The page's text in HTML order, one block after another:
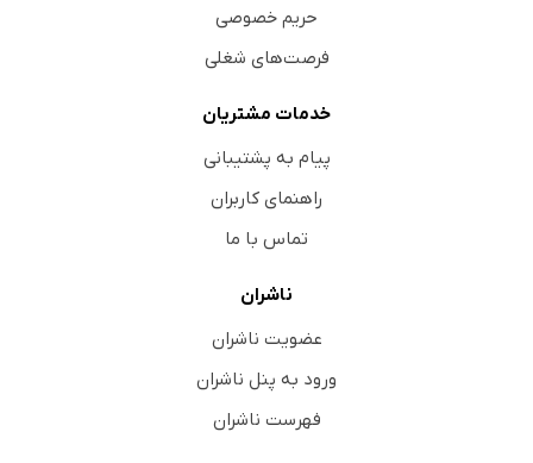
حریم خصوصی
فرصت‌های شغلی
خدمات مشتریان
پیام به پشتیبانی
راهنمای کاربران
تماس با ما
ناشران
عضویت ناشران
ورود به پنل ناشران
فهرست ناشران